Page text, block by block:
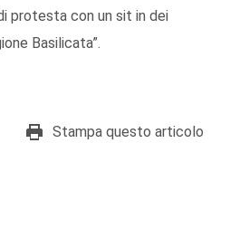
protesta con un sit in dei
Basilicata”.
Stampa questo articolo